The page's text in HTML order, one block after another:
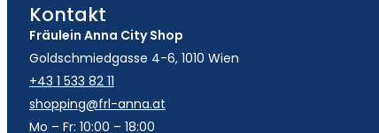
Kontakt
Fräulein Anna City Shop
Goldschmiedgasse 4-6, 1010 Wien
+43 1 533 82 11
shopping@frl-anna.at
Mo – Fr: 10:00 – 18:00